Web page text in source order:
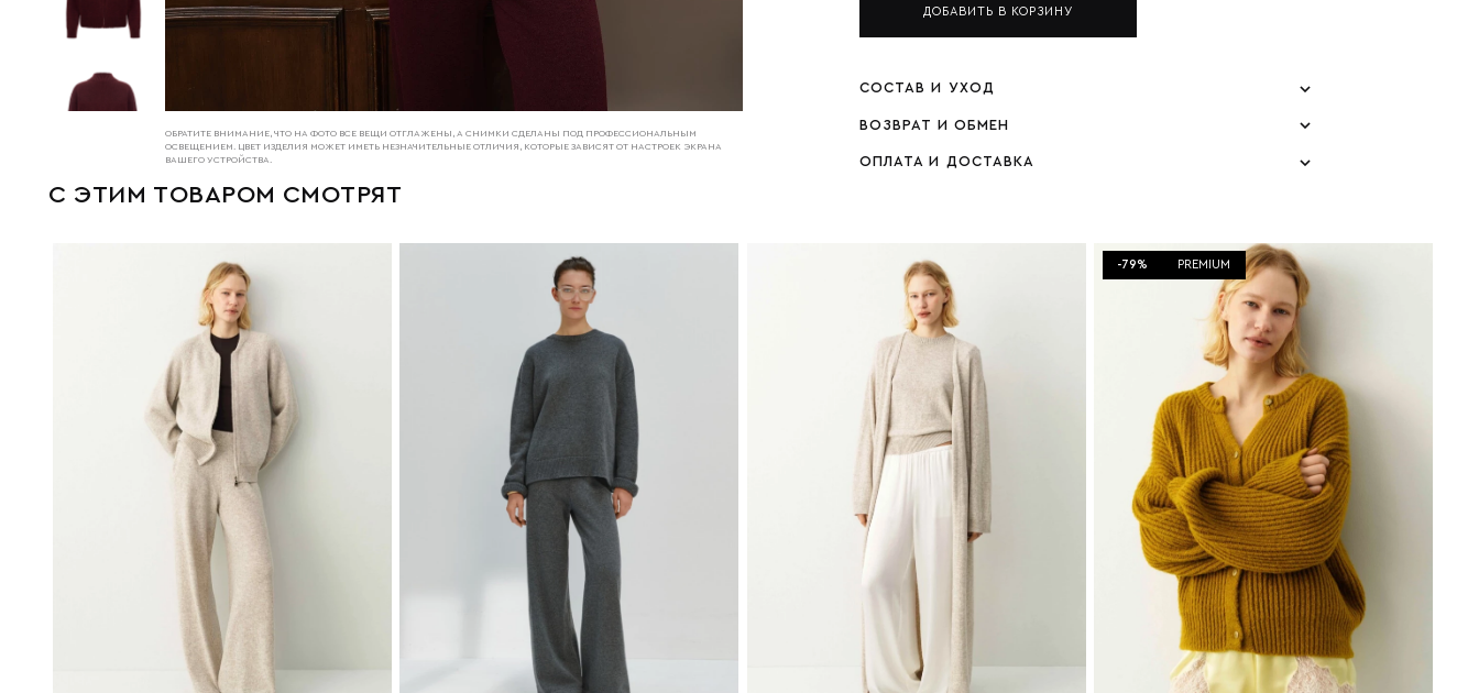
ОБРАТИТЕ ВНИМАНИЕ, ЧТО НА ФОТО ВСЕ ВЕЩИ ОТГЛАЖЕНЫ, А СНИМКИ СДЕЛАНЫ ПОД ПРОФЕССИОНАЛЬНЫМ
ОСВЕЩЕНИЕМ. ЦВЕТ ИЗДЕЛИЯ МОЖЕТ ИМЕТЬ НЕЗНАЧИТЕЛЬНЫЕ ОТЛИЧИЯ, КОТОРЫЕ ЗАВИСЯТ ОТ НАСТРОЕК ЭКРАНА
ВАШЕГО УСТРОЙСТВА.
ДОБАВИТЬ В КОРЗИНУ
СОСТАВ И УХОД
ВОЗВРАТ И ОБМЕН
ОПЛАТА И ДОСТАВКА
С ЭТИМ ТОВАРОМ СМОТРЯТ
-79% PREMIUM